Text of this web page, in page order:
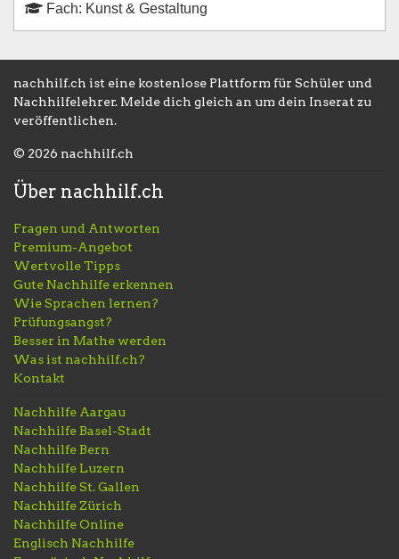
Fach: Kunst & Gestaltung
nachhilf.ch ist eine kostenlose Plattform für Schüler und
Nachhilfelehrer. Melde dich gleich an um dein Inserat zu
veröffentlichen.
© 2026 nachhilf.ch
Über nachhilf.ch
Fragen und Antworten
Premium-Angebot
Wertvolle Tipps
Gute Nachhilfe erkennen
Wie Sprachen lernen?
Prüfungsangst?
Besser in Mathe werden
Was ist nachhilf.ch?
Kontakt
Nachhilfe Aargau
Nachhilfe Basel-Stadt
Nachhilfe Bern
Nachhilfe Luzern
Nachhilfe St. Gallen
Nachhilfe Zürich
Nachhilfe Online
Englisch Nachhilfe